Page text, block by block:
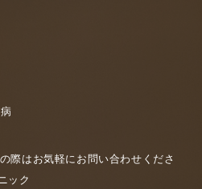
際はお気軽にお問い合わせくださ
ック